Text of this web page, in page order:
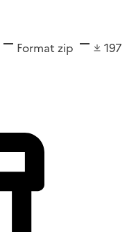
Format zip
197